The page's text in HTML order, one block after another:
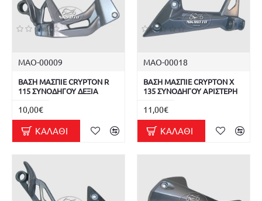
ΜΑΟ-00009
ΒΑΣΗ ΜΑΣΠΙΕ CRYPTON R
115 ΣΥΝΟΔΗΓΟΥ ΔΕΞΙΑ
10,00€
ΚΑΛΆΘΙ
ΜΑΟ-00018
ΒΑΣΗ ΜΑΣΠΙΕ CRYPTON X
135 ΣΥΝΟΔΗΓΟΥ ΑΡΙΣΤΕΡΗ
11,00€
ΚΑΛΆΘΙ